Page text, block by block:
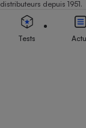
distributeurs depuis 1951.
Tests